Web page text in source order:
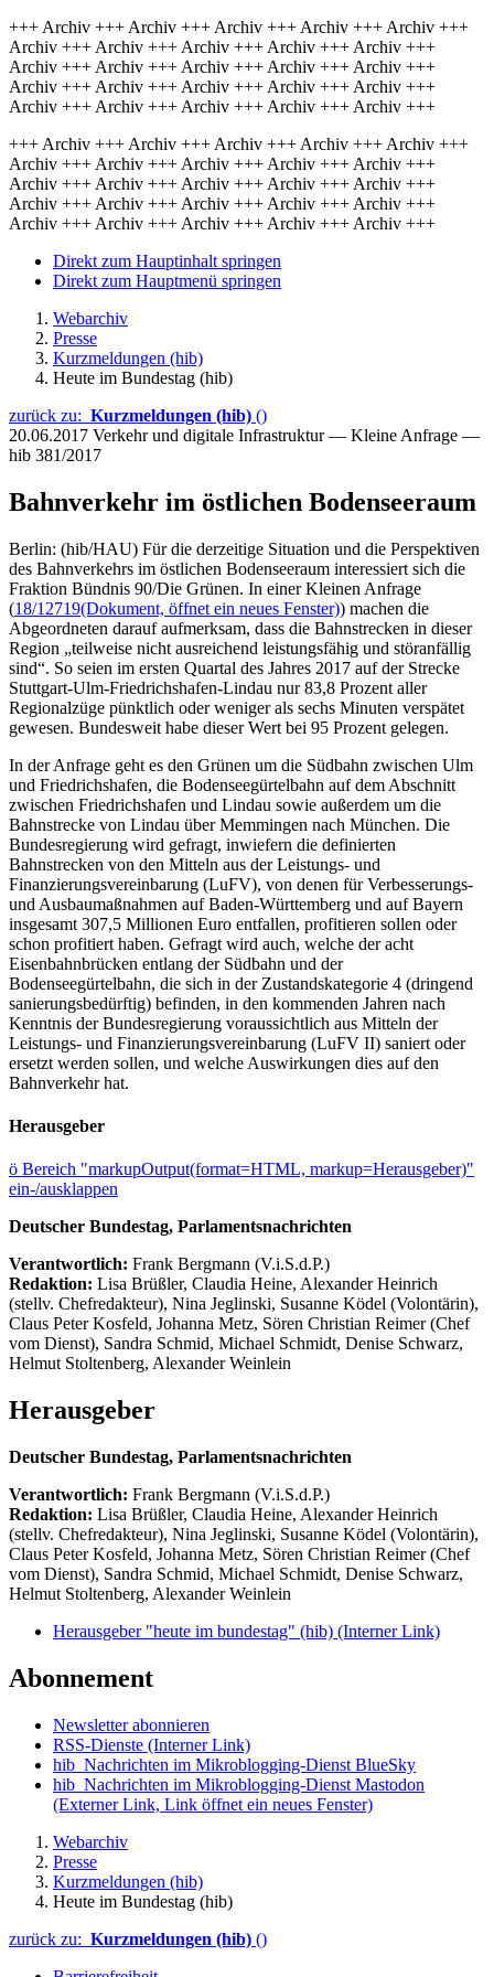
+++ Archiv +++ Archiv +++ Archiv +++ Archiv +++ Archiv +++
Archiv +++ Archiv +++ Archiv +++ Archiv +++ Archiv +++
Archiv +++ Archiv +++ Archiv +++ Archiv +++ Archiv +++
Archiv +++ Archiv +++ Archiv +++ Archiv +++ Archiv +++
Archiv +++ Archiv +++ Archiv +++ Archiv +++ Archiv +++
+++ Archiv +++ Archiv +++ Archiv +++ Archiv +++ Archiv +++
Archiv +++ Archiv +++ Archiv +++ Archiv +++ Archiv +++
Archiv +++ Archiv +++ Archiv +++ Archiv +++ Archiv +++
Archiv +++ Archiv +++ Archiv +++ Archiv +++ Archiv +++
Archiv +++ Archiv +++ Archiv +++ Archiv +++ Archiv +++
Direkt zum Hauptinhalt springen
Direkt zum Hauptmenü springen
Webarchiv
Presse
Kurzmeldungen (hib)
Heute im Bundestag (hib)
zurück zu: Kurzmeldungen (hib) ()
20.06.2017 Verkehr und digitale Infrastruktur — Kleine Anfrage —
hib 381/2017
Bahnverkehr im östlichen Bodenseeraum
Berlin: (hib/HAU) Für die derzeitige Situation und die Perspektiven
des Bahnverkehrs im östlichen Bodenseeraum interessiert sich die
Fraktion Bündnis 90/Die Grünen. In einer Kleinen Anfrage
(18/12719(Dokument, öffnet ein neues Fenster)) machen die
Abgeordneten darauf aufmerksam, dass die Bahnstrecken in dieser
Region „teilweise nicht ausreichend leistungsfähig und störanfällig
sind“. So seien im ersten Quartal des Jahres 2017 auf der Strecke
Stuttgart-Ulm-Friedrichshafen-Lindau nur 83,8 Prozent aller
Regionalzüge pünktlich oder weniger als sechs Minuten verspätet
gewesen. Bundesweit habe dieser Wert bei 95 Prozent gelegen.
In der Anfrage geht es den Grünen um die Südbahn zwischen Ulm
und Friedrichshafen, die Bodenseegürtelbahn auf dem Abschnitt
zwischen Friedrichshafen und Lindau sowie außerdem um die
Bahnstrecke von Lindau über Memmingen nach München. Die
Bundesregierung wird gefragt, inwiefern die definierten
Bahnstrecken von den Mitteln aus der Leistungs- und
Finanzierungsvereinbarung (LuFV), von denen für Verbesserungs-
und Ausbaumaßnahmen auf Baden-Württemberg und auf Bayern
insgesamt 307,5 Millionen Euro entfallen, profitieren sollen oder
schon profitiert haben. Gefragt wird auch, welche der acht
Eisenbahnbrücken entlang der Südbahn und der
Bodenseegürtelbahn, die sich in der Zustandskategorie 4 (dringend
sanierungsbedürftig) befinden, in den kommenden Jahren nach
Kenntnis der Bundesregierung voraussichtlich aus Mitteln der
Leistungs- und Finanzierungsvereinbarung (LuFV II) saniert oder
ersetzt werden sollen, und welche Auswirkungen dies auf den
Bahnverkehr hat.
Herausgeber
ö Bereich "markupOutput(format=HTML, markup=Herausgeber)"
ein-/ausklappen
Deutscher Bundestag, Parlamentsnachrichten
Verantwortlich: Frank Bergmann (V.i.S.d.P.)
Redaktion: Lisa Brüßler, Claudia Heine, Alexander Heinrich
(stellv. Chefredakteur), Nina Jeglinski, Susanne Ködel (Volontärin),
Claus Peter Kosfeld, Johanna Metz, Sören Christian Reimer (Chef
vom Dienst), Sandra Schmid, Michael Schmidt, Denise Schwarz,
Helmut Stoltenberg, Alexander Weinlein
Herausgeber
Deutscher Bundestag, Parlamentsnachrichten
Verantwortlich: Frank Bergmann (V.i.S.d.P.)
Redaktion: Lisa Brüßler, Claudia Heine, Alexander Heinrich
(stellv. Chefredakteur), Nina Jeglinski, Susanne Ködel (Volontärin),
Claus Peter Kosfeld, Johanna Metz, Sören Christian Reimer (Chef
vom Dienst), Sandra Schmid, Michael Schmidt, Denise Schwarz,
Helmut Stoltenberg, Alexander Weinlein
Herausgeber "heute im bundestag" (hib) (Interner Link)
Abonnement
Newsletter abonnieren
RSS-Dienste (Interner Link)
hib_Nachrichten im Mikroblogging-Dienst BlueSky
hib_Nachrichten im Mikroblogging-Dienst Mastodon
(Externer Link, Link öffnet ein neues Fenster)
Webarchiv
Presse
Kurzmeldungen (hib)
Heute im Bundestag (hib)
zurück zu: Kurzmeldungen (hib) ()